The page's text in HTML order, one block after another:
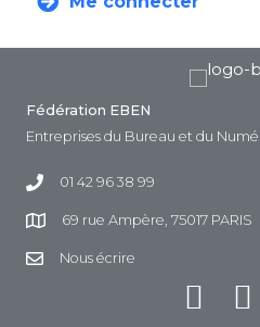
Fédération EBEN
Entreprises du Bureau et du
01 42 96 38 99
69 rue Ampère, 75017 PARIS
Nous écrire